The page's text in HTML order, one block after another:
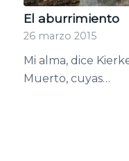
El aburrimiento
26 marzo 2015
Mi alma, dice
Muerto, cuyas…